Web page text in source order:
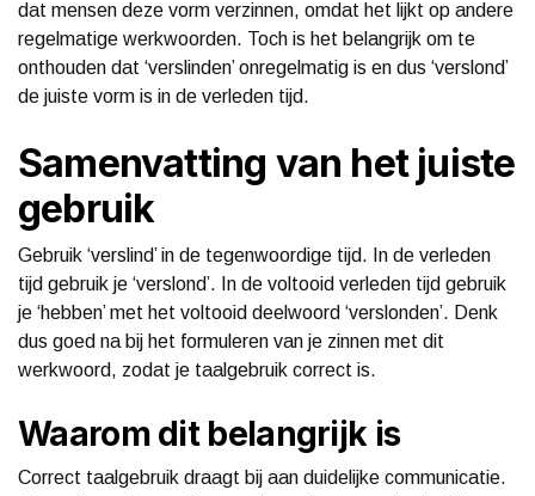
dat mensen deze vorm verzinnen, omdat het lijkt op andere
regelmatige werkwoorden. Toch is het belangrijk om te
onthouden dat ‘verslinden’ onregelmatig is en dus ‘verslond’
de juiste vorm is in de verleden tijd.
Samenvatting van het juiste
gebruik
Gebruik ‘verslind’ in de tegenwoordige tijd. In de verleden
tijd gebruik je ‘verslond’. In de voltooid verleden tijd gebruik
je ‘hebben’ met het voltooid deelwoord ‘verslonden’. Denk
dus goed na bij het formuleren van je zinnen met dit
werkwoord, zodat je taalgebruik correct is.
Waarom dit belangrijk is
Correct taalgebruik draagt bij aan duidelijke communicatie.